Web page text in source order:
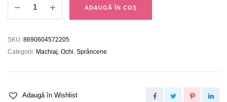
Sprâncene
quantity
ADAUGĂ ÎN COȘ
SKU: 8690604572205
Categorii: Machiaj, Ochi, Sprâncene
Adaugă în Wishlist